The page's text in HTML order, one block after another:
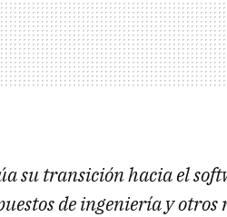
su transición hacia el
de ingeniería y otros